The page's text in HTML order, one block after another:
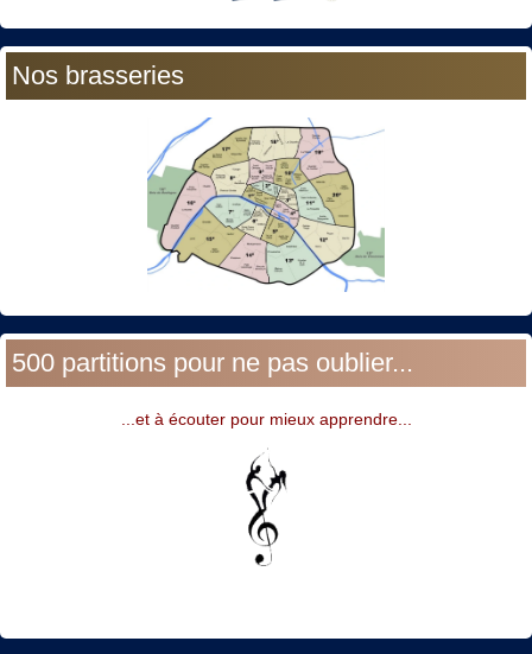
Nos brasseries
500 partitions pour ne pas oublier...
...et à écouter pour mieux apprendre...